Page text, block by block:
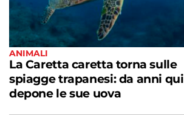
ANIMALI
La Caretta caretta torna sulle
spiagge trapanesi: da anni qui
depone le sue uova